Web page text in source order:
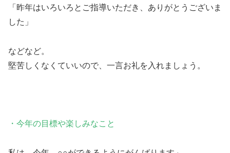
「昨年はいろいろとご指導いただき、ありがとうございま
した」
などなど。
堅苦しくなくていいので、一言お礼を入れましょう。
・今年の目標や楽しみなこと